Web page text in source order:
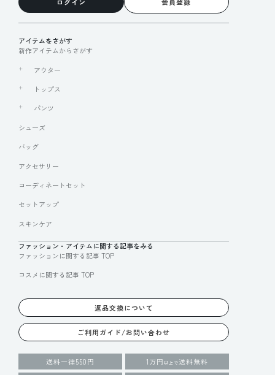
ログイン 会員登録
アイテムをさがす
新作アイテムからさがす
アウター
トップス
パンツ
シューズ
バッグ
アクセサリー
コーディネートセット
セットアップ
スキンケア
ファッション・アイテムに関する記事をみる
ファッションに関する記事 TOP
コスメに関する記事 TOP
返品交換について
ご利用ガイド/お問い合わせ
送料一律550円 1万円 以上で送料無料